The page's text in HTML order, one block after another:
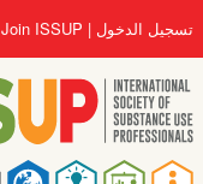
إلى
المحتوى
الرئيسي
تسجيل الدخول Join ISSUP